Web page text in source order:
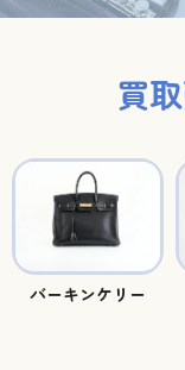
買
バーキンケリー